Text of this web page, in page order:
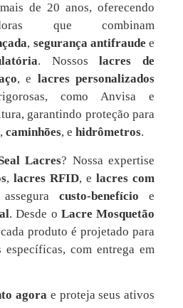
de 20 anos, oferecendo
que combinam
, segurança antifraude e
. Nossoslacres de
, e lacres personalizados
como Anvisa e
garantindo proteção para
, caminhões, e hidrômetros.
Lacres? Nossa expertise
, lacres RFID, e lacres com
assegura custo-benefício e
. Desde o Lacre Mosquetão
produto é projetado para
específicas, com entrega em
agora e proteja seus ativos